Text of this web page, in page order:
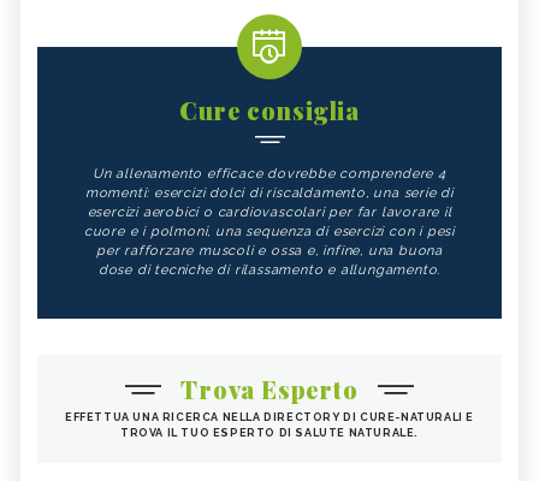
Cure consiglia
Un allenamento efficace dovrebbe comprendere 4
momenti: esercizi dolci di riscaldamento, una serie di
esercizi aerobici o cardiovascolari per far lavorare il
cuore e i polmoni, una sequenza di esercizi con i pesi
per rafforzare muscoli e ossa e, infine, una buona
dose di tecniche di rilassamento e allungamento.
Trova Esperto
EFFETTUA UNA RICERCA NELLA DIRECTORY DI CURE-NATURALI E
TROVA IL TUO ESPERTO DI SALUTE NATURALE.